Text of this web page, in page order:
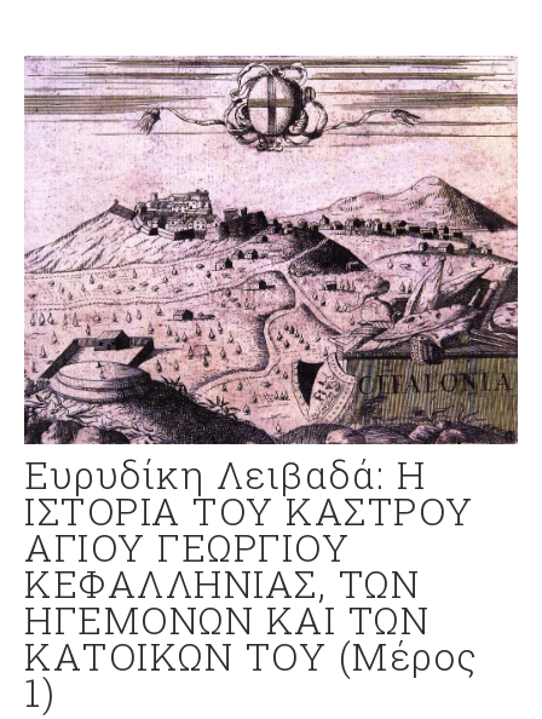
Ευρυδίκη Λειβαδά: Η
ΙΣΤΟΡΙΑ ΤΟΥ ΚΑΣΤΡΟΥ
ΑΓΙΟΥ ΓΕΩΡΓΙΟΥ
ΚΕΦΑΛΛΗΝΙΑΣ, ΤΩΝ
ΗΓΕΜΟΝΩΝ ΚΑΙ ΤΩΝ
ΚΑΤΟΙΚΩΝ ΤΟΥ (Μέρος
1)